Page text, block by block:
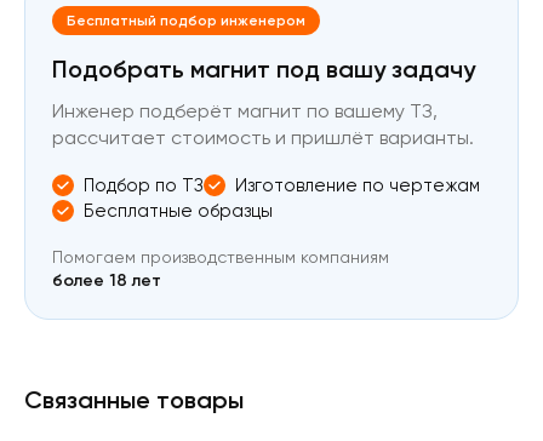
Бесплатный подбор инженером
Подобрать магнит под вашу задачу
Инженер подберёт магнит по вашему ТЗ,
рассчитает стоимость и пришлёт варианты.
Подбор по ТЗ
Изготовление по чертежам
Бесплатные образцы
Помогаем производственным компаниям
более 18 лет
Связанные товары